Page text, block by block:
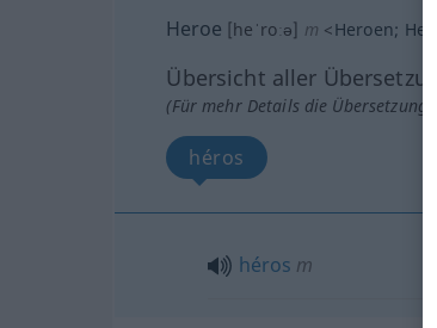
Heroe [heˈroːə] m <Heroen;
Übersicht aller
(Für mehr Details die Übersetzung
héros
héros m